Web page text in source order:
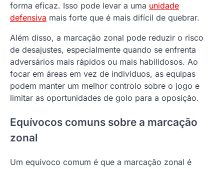
forma eficaz. Isso pode levar a uma unidade
defensiva mais forte que é mais difícil de quebrar.
Além disso, a marcação zonal pode reduzir o risco
de desajustes, especialmente quando se enfrenta
adversários mais rápidos ou mais habilidosos. Ao
focar em áreas em vez de indivíduos, as equipas
podem manter um melhor controlo sobre o jogo e
limitar as oportunidades de golo para a oposição.
Equívocos comuns sobre a marcação
zonal
Um equívoco comum é que a marcação zonal é